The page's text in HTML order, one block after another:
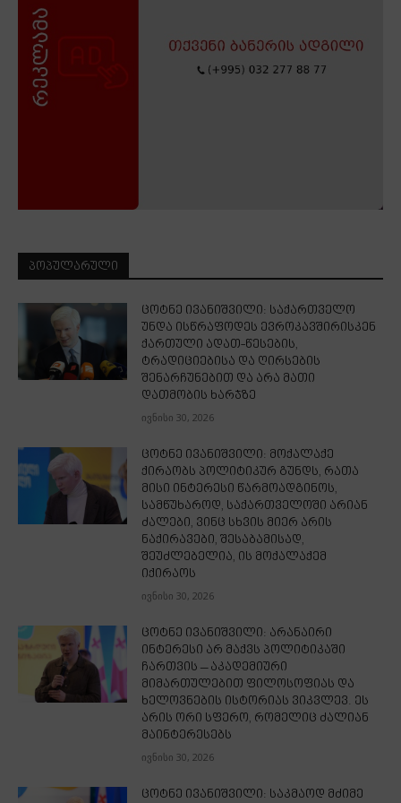
ᲞᲝᲞᲣᲚᲐᲠᲣᲚᲘ
ცოტნე ივანიშვილი: საქართველო
უნდა ისწრაფოდეს ევროკავშირისკენ
ქართული ადათ-წესების,
ტრადიციებისა და ღირსების
შენარჩუნებით და არა მათი
დათმობის ხარჯზე
ივნისი 30, 2026
ცოტნე ივანიშვილი: მოქალაქე
ქირაობს პოლიტიკურ გუნდს, რათა
მისი ინტერესი წარმოადგინოს,
სამწუხაროდ, საქართველოში არიან
ძალები, ვინც სხვის მიერ არის
ნაქირავები, შესაბამისად,
შეუძლებელია, ის მოქალაქემ
იქირაოს
ივნისი 30, 2026
ცოტნე ივანიშვილი: არანაირი
ინტერესი არ მაქვს პოლიტიკაში
ჩართვის – აკადემიური
მიმართულებით ფილოსოფიას და
ხელოვნების ისტორიას ვიკვლევ. ეს
არის ორი სფერო, რომელიც ძალიან
მაინტერესებს
ივნისი 30, 2026
ცოტნე ივანიშვილი: საკმაოდ მძიმე